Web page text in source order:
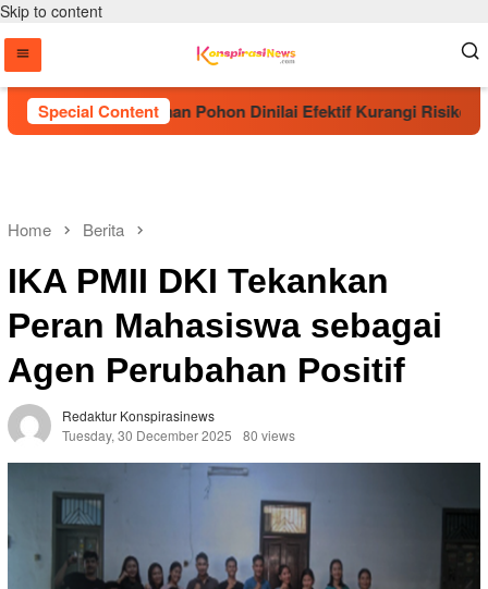
Skip to content
Special Content
Sebut Penanaman Pohon Dinilai Efektif Kurangi Risiko
Home Berita
IKA PMII DKI Tekankan
Peran Mahasiswa sebagai
Agen Perubahan Positif
Redaktur Konspirasinews
Tuesday, 30 December 2025
80 views